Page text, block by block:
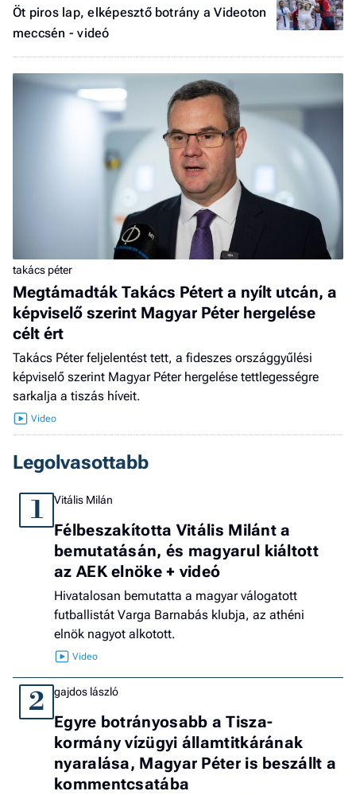
Öt piros lap, elképesztő botrány a Videoton
meccsén - videó
takács péter
Megtámadták Takács Pétert a nyílt utcán, a
képviselő szerint Magyar Péter hergelése
célt ért
Takács Péter feljelentést tett, a fideszes országgyűlési
képviselő szerint Magyar Péter hergelése tettlegességre
sarkalja a tiszás híveit.
Legolvasottabb
1 Vitális Milán
Félbeszakította Vitális Milánt a
bemutatásán, és magyarul kiáltott
az AEK elnöke + videó
Hivatalosan bemutatta a magyar válogatott
futballistát Varga Barnabás klubja, az athéni
elnök nagyot alkotott.
2 gajdos lászló
Egyre botrányosabb a Tisza-
kormány vízügyi államtitkárának
nyaralása, Magyar Péter is beszállt a
kommentcsatába